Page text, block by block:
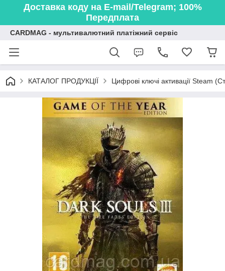
Доставка коду на E-mail/Telegram; 100%
Передплата
CARDMAG - мультивалютний платіжний сервіс
КАТАЛОГ ПРОДУКЦІЇ Цифрові ключі активації Steam